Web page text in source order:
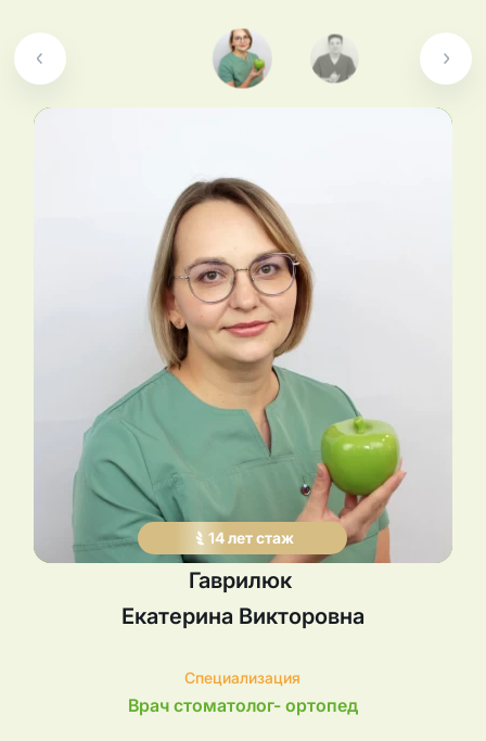
Гаврилюк
Екатерина Викторовна
Специализация
Врач стоматолог- ортопед
14 летстаж